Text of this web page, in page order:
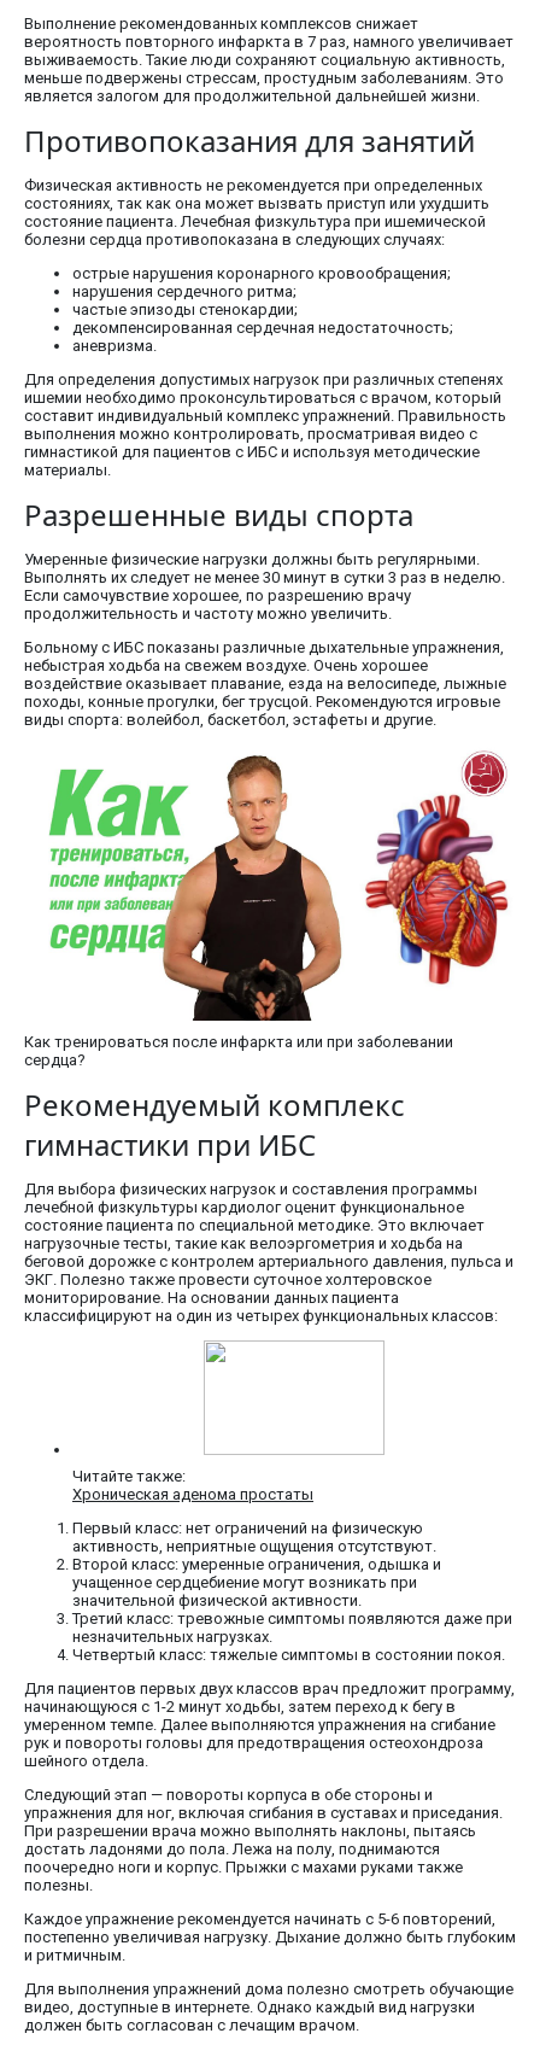
Выполнение рекомендованных комплексов снижает
вероятность повторного инфаркта в 7 раз, намного увеличивает
выживаемость. Такие люди сохраняют социальную активность,
меньше подвержены стрессам, простудным заболеваниям. Это
является залогом для продолжительной дальнейшей жизни.
Противопоказания для занятий
Физическая активность не рекомендуется при определенных
состояниях, так как она может вызвать приступ или ухудшить
состояние пациента. Лечебная физкультура при ишемической
болезни сердца противопоказана в следующих случаях:
острые нарушения коронарного кровообращения;
нарушения сердечного ритма;
частые эпизоды стенокардии;
декомпенсированная сердечная недостаточность;
аневризма.
Для определения допустимых нагрузок при различных степенях
ишемии необходимо проконсультироваться с врачом, который
составит индивидуальный комплекс упражнений. Правильность
выполнения можно контролировать, просматривая видео с
гимнастикой для пациентов с ИБС и используя методические
материалы.
Разрешенные виды спорта
Умеренные физические нагрузки должны быть регулярными.
Выполнять их следует не менее 30 минут в сутки 3 раз в неделю.
Если самочувствие хорошее, по разрешению врачу
продолжительность и частоту можно увеличить.
Больному с ИБС показаны различные дыхательные упражнения,
небыстрая ходьба на свежем воздухе. Очень хорошее
воздействие оказывает плавание, езда на велосипеде, лыжные
походы, конные прогулки, бег трусцой. Рекомендуются игровые
виды спорта: волейбол, баскетбол, эстафеты и другие.
Как тренироваться после инфаркта или при заболевании
сердца?
Рекомендуемый комплекс
гимнастики при ИБС
Для выбора физических нагрузок и составления программы
лечебной физкультуры кардиолог оценит функциональное
состояние пациента по специальной методике. Это включает
нагрузочные тесты, такие как велоэргометрия и ходьба на
беговой дорожке с контролем артериального давления, пульса и
ЭКГ. Полезно также провести суточное холтеровское
мониторирование. На основании данных пациента
классифицируют на один из четырех функциональных классов:
Читайте также:
Хроническая аденома простаты
Первый класс: нет ограничений на физическую
активность, неприятные ощущения отсутствуют.
Второй класс: умеренные ограничения, одышка и
учащенное сердцебиение могут возникать при
значительной физической активности.
Третий класс: тревожные симптомы появляются даже при
незначительных нагрузках.
Четвертый класс: тяжелые симптомы в состоянии покоя.
Для пациентов первых двух классов врач предложит программу,
начинающуюся с 1-2 минут ходьбы, затем переход к бегу в
умеренном темпе. Далее выполняются упражнения на сгибание
рук и повороты головы для предотвращения остеохондроза
шейного отдела.
Следующий этап — повороты корпуса в обе стороны и
упражнения для ног, включая сгибания в суставах и приседания.
При разрешении врача можно выполнять наклоны, пытаясь
достать ладонями до пола. Лежа на полу, поднимаются
поочередно ноги и корпус. Прыжки с махами руками также
полезны.
Каждое упражнение рекомендуется начинать с 5-6 повторений,
постепенно увеличивая нагрузку. Дыхание должно быть глубоким
и ритмичным.
Для выполнения упражнений дома полезно смотреть обучающие
видео, доступные в интернете. Однако каждый вид нагрузки
должен быть согласован с лечащим врачом.